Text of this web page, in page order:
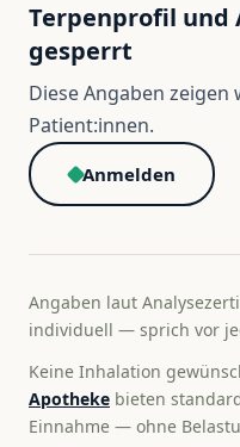
Terpenprofil und
gesperrt
Diese Angaben
Patient:innen.
Anmelden
Angaben laut
individuell — sprich vor
Keine Inhalation
Apotheke bieten
Einnahme — ohne